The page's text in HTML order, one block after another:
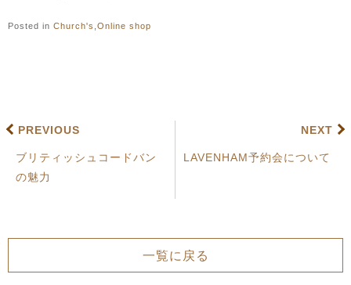
Posted in Church's Online shop
PREVIOUS
ブリティッシュコードバン
の魅力
NEXT
LAVENHAM予約会について
一覧に戻る